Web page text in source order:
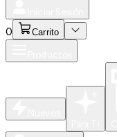
0 Carrito